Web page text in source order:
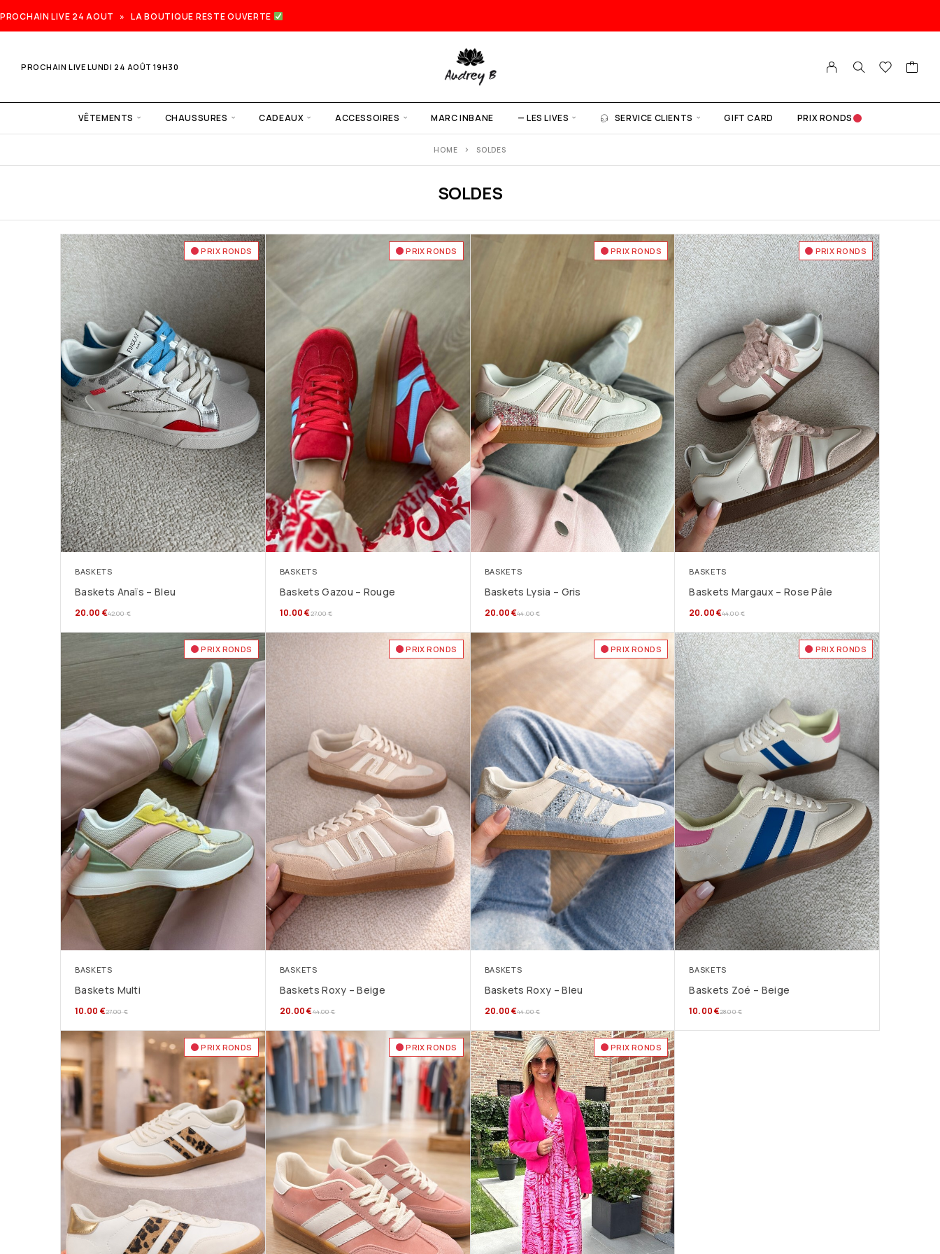
PROCHAIN LIVE 24 AOUT » LA BOUTIQUE RESTE OUVERTE
PROCHAIN LIVE LUNDI 24 AOÛT 19H30
VÊTEMENTS CHAUSSURES CADEAUX ACCESSOIRES MARC INBANE — LES LIVES SERVICE CLIENTS GIFT CARD PRIX RONDS
HOME SOLDES
SOLDES
PRIX RONDS
BASKETS
Baskets Anaïs – Bleu
42.00€
20.00 €
PRIX RONDS
BASKETS
Baskets Gazou – Rouge
27.00€
10.00€
PRIX RONDS
BASKETS
Baskets Lysia – Gris
44.00€
20.00€
PRIX RONDS
BASKETS
Baskets Margaux – Rose Pâle
44.00€
20.00€
PRIX RONDS
BASKETS
Baskets Multi
27.00€
10.00 €
PRIX RONDS
BASKETS
Baskets Roxy – Beige
44.00€
20.00€
PRIX RONDS
BASKETS
Baskets Roxy – Bleu
44.00€
20.00€
PRIX RONDS
BASKETS
Baskets Zoé – Beige
28.00€
10.00€
PRIX RONDS PRIX RONDS PRIX RONDS